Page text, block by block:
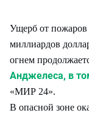
Ущерб от пожаров
миллиардов
огнем
Анджелеса, в
«МИР 24».
В опасной зоне